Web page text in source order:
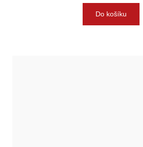
Do košíku